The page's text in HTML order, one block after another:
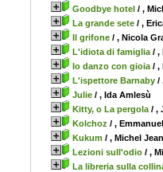
Goodbye hotel / ,
La grande sete / ,
Il grifone / , Nicola
L'idiota di famiglia / ,
Io danzo con gioia / ,
L'ispettore Barnaby /
Julie / , Ida Amlesù
Kitty, o La pergola / ,
Kolchoz / ,
Kukum / , Michel Jean
Lezioni sull'odio / ,
La libreria sulla